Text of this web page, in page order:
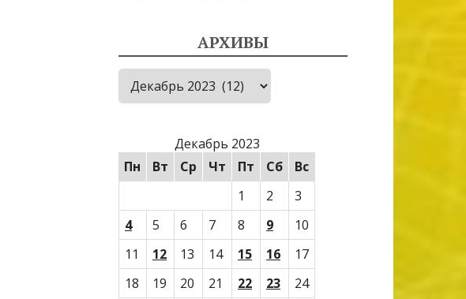
АРХИВЫ
Архивы
Декабрь 2023
Пн
Вт Ср Чт Пт Сб
Вс
1
2
3
4
5 6 7 8 9
10
11
12 13 14 15 16
17
18
19 20 21 22 23
24